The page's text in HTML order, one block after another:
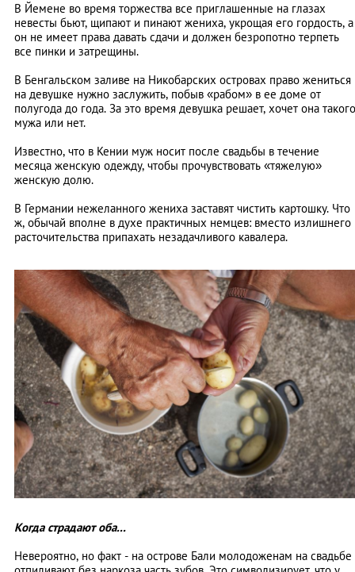
В Йемене во время торжества все приглашенные на глазах
невесты бьют, щипают и пинают жениха, укрощая его гордость, а
он не имеет права давать сдачи и должен безропотно терпеть
все пинки и затрещины.
В Бенгальском заливе на Никобарских островах право жениться
на девушке нужно заслужить, побыв «рабом» в ее доме от
полугода до года. За это время девушка решает, хочет она такого
мужа или нет.
Известно, что в Кении муж носит после свадьбы в течение
месяца женскую одежду, чтобы прочувствовать «тяжелую»
женскую долю.
В Германии нежеланного жениха заставят чистить картошку. Что
ж, обычай вполне в духе практичных немцев: вместо излишнего
расточительства припахать незадачливого кавалера.
Когда страдают оба...
Невероятно, но факт - на острове Бали молодоженам на свадьбе